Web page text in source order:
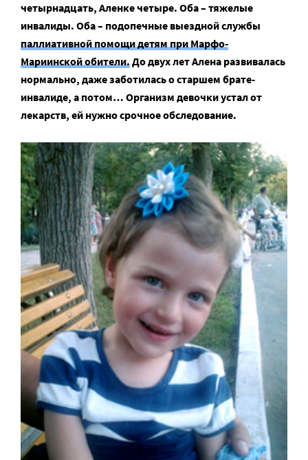
четырнадцать, Аленке четыре. Оба – тяжелые
инвалиды. Оба – подопечные выездной службы
паллиативной помощи детям при Марфо-
Мариинской обители.До двух лет Алена развивалась
нормально, даже заботилась о старшем брате-
инвалиде, а потом… Организм девочки устал от
лекарств, ей нужно срочное обследование.